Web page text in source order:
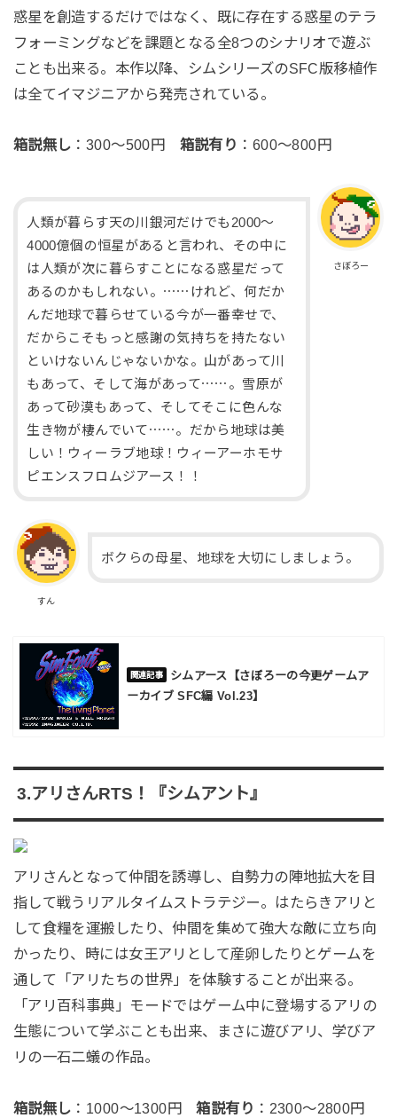
惑星を創造するだけではなく、既に存在する惑星のテラ
フォーミングなどを課題となる全8つのシナリオで遊ぶ
ことも出来る。本作以降、シムシリーズのSFC版移植作
は全てイマジニアから発売されている。
箱説無し ：300～500円 箱説有り ：600～800円
さぼろー
人類が暮らす天の川銀河だけでも2000～
4000億個の恒星があると言われ、その中に
は人類が次に暮らすことになる惑星だって
あるのかもしれない。⋯⋯けれど、何だか
んだ地球で暮らせている今が一番幸せで、
だからこそもっと感謝の気持ちを持たない
といけないんじゃないかな。山があって川
もあって、そして海があって⋯⋯。雪原が
あって砂漠もあって、そしてそこに色んな
生き物が棲んでいて⋯⋯。だから地球は美
しい！ウィーラブ地球！ウィーアーホモサ
ピエンスフロムジアース！！
すん
ボクらの母星、地球を大切にしましょう。
シムアース【さぼろーの今更ゲームア
ーカイブ SFC編 Vol.23】
3.アリさんRTS！『シムアント』
アリさんとなって仲間を誘導し、自勢力の陣地拡大を目
指して戦うリアルタイムストラテジー。はたらきアリと
して食糧を運搬したり、仲間を集めて強大な敵に立ち向
かったり、時には女王アリとして産卵したりとゲームを
通して「アリたちの世界」を体験することが出来る。
「アリ百科事典」モードではゲーム中に登場するアリの
生態について学ぶことも出来、まさに遊びアリ、学びア
リの一石二蟻の作品。
箱説無し ：1000～1300円箱説有り ：2300～2800円